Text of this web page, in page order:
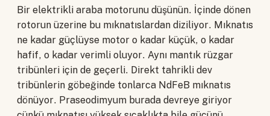
Bir elektrikli araba motorunu düşünün. İçinde dönen
rotorun üzerine bu mıknatıslardan diziliyor. Mıknatıs
ne kadar güçlüyse motor o kadar küçük, o kadar
hafif, o kadar verimli oluyor. Aynı mantık rüzgar
tribünleri için de geçerli. Direkt tahrikli dev
tribünlerin göbeğinde tonlarca NdFeB mıknatıs
dönüyor. Praseodimyum burada devreye giriyor